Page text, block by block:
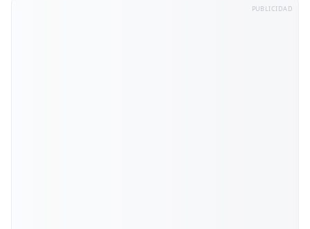
PUBLICIDAD